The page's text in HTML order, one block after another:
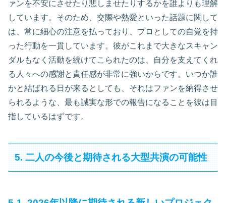
ァンを不安にさせたり悲しませたりするかを誰よりも理解
しています。そのため、交際や熱愛といった話題に関して
は、常に細心の注意を払っており、プロとしての自覚を持
った行動を一貫しています。彼がこれまで大きなスキャン
ダルもなく活動を続けてこられたのは、自分を支えてくれ
る人々への感謝と責任感が非常に強いからです。いつか誰
かと結ばれる日が来るとしても、それはファンを納得させ
られるような、最も誠実な形での報告になることを彼は目
指しているはずです。
5. 二人の今後と期待される大型共演の可能性